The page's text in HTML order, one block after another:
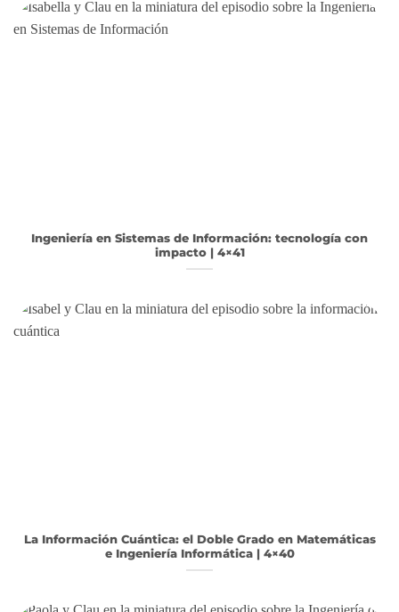
Ingeniería en Sistemas de Información: tecnología con
impacto | 4×41
La Información Cuántica: el Doble Grado en Matemáticas
e Ingeniería Informática | 4×40